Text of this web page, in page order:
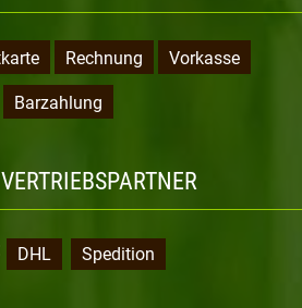
Rechnung Vorkasse
Barzahlung
DHL Spedition